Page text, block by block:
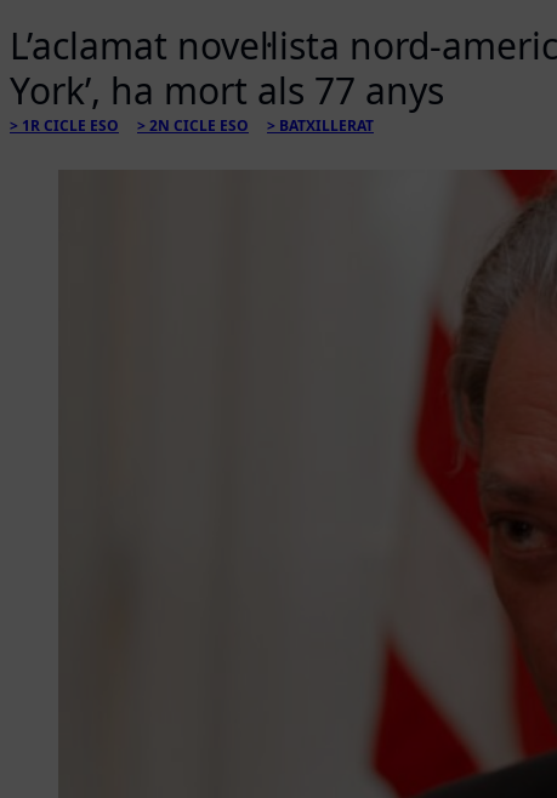
L’aclamat novel·lista nord-
York’, ha mort als 77 anys
1R CICLE ESO 2N CICLE ESO BATXILLERAT